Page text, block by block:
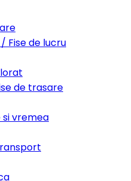
Fise de lucru
de trasare
vremea